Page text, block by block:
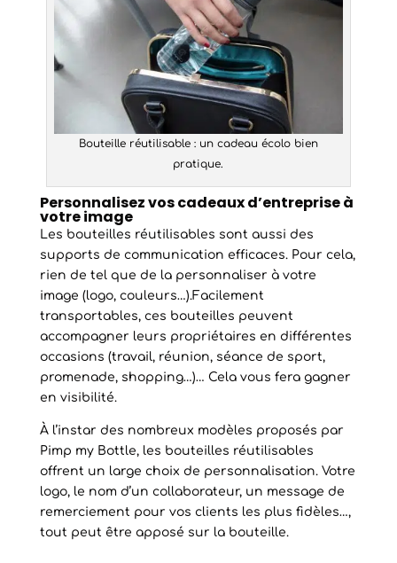
Bouteille réutilisable : un cadeau écolo bien
pratique.
Personnalisez vos cadeaux d’entreprise à
votre image
Les bouteilles réutilisables sont aussi des
supports de communication efficaces. Pour cela,
rien de tel que de la personnaliser à votre
image (logo, couleurs…).Facilement
transportables, ces bouteilles peuvent
accompagner leurs propriétaires en différentes
occasions (travail, réunion, séance de sport,
promenade, shopping…)… Cela vous fera gagner
en visibilité.
À l’instar des nombreux modèles proposés par
Pimp my Bottle, les bouteilles réutilisables
offrent un large choix de personnalisation. Votre
logo, le nom d’un collaborateur, un message de
remerciement pour vos clients les plus fidèles…,
tout peut être apposé sur la bouteille.